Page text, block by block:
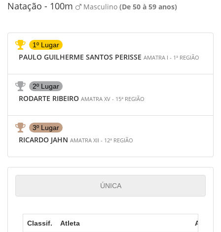
Natação - 100m Masculino (De 50 à 59 anos)
1º Lugar
PAULO GUILHERME SANTOS PERISSE AMATRA I - 1ª REGIÃO
2º Lugar
RODARTE RIBEIRO AMATRA XV - 15ª REGIÃO
3º Lugar
RICARDO JAHN AMATRA XII - 12ª REGIÃO
ÚNICA
Classif. Atleta Amatra